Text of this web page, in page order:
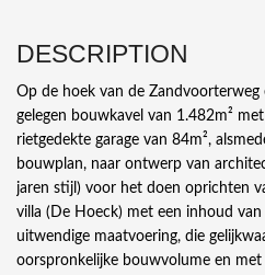
DESCRIPTION
Op de hoek van de Zandvoorterweg
gelegen bouwkavel van 1.482m²
rietgedekte garage van 84m²,
bouwplan, naar ontwerp van
jaren stijl) voor het doen oprichten
villa (De Hoeck) met een inhoud van
uitwendige maatvoering, die
oorspronkelijke bouwvolume en met